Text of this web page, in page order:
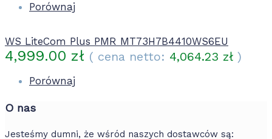
Porównaj
WS LiteCom Plus PMR MT73H7B4410WS6EU
4,999.00 zł ( cena netto: 4,064.23 zł )
Porównaj
O nas
Jesteśmy dumni, że wśród naszych dostawców są: